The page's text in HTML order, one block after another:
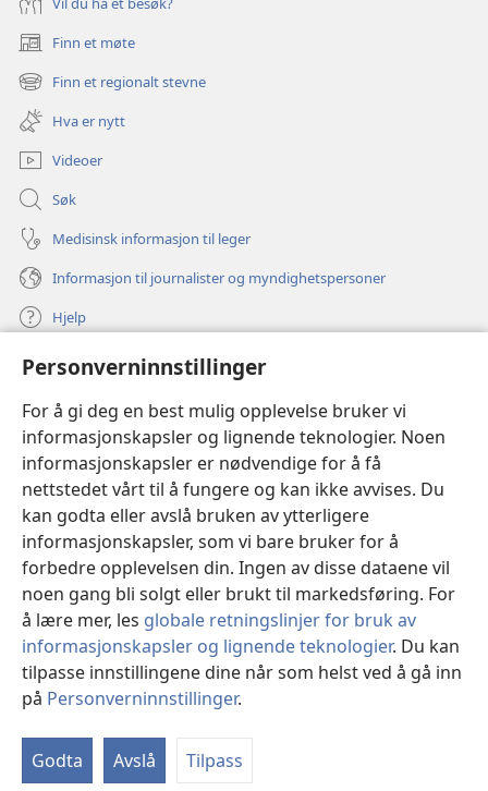
Personverninnstillinger
For å gi deg en best mulig opplevelse bruker vi
informasjonskapsler og lignende teknologier. Noen
informasjonskapsler er nødvendige for å få
nettstedet vårt til å fungere og kan ikke avvises. Du
kan godta eller avslå bruken av ytterligere
informasjonskapsler, som vi bare bruker for å
forbedre opplevelsen din. Ingen av disse dataene vil
noen gang bli solgt eller brukt til markedsføring. For
å lære mer, les globale retningslinjer for bruk av
informasjonskapsler og lignende teknologier. Du kan
tilpasse innstillingene dine når som helst ved å gå inn
på Personverninnstillinger.
Godta Avslå Tilpass
Finn et møte
(åpner
nytt
vindu)
Finn et regionalt stevne
(åpner
nytt
vindu)
Hva er nytt
Videoer
Søk
Medisinsk informasjon til leger
Informasjon til journalister og myndighetspersoner
Hjelp
Bidrag
(åpner
nytt
vindu)Watchtower ONLINE LIBRARY™
(åpner
nytt
vindu) JW Hub
(åpner
nytt
vindu)JW Library ®
Watchtower Library
Copyright© 2026 Watch Tower Bible and Tract Society of Pennsylvania.
VILKÅR FOR BRUK| PERSONVERN